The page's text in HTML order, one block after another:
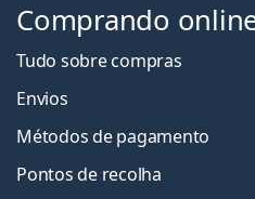
Comprando
Tudo sobre compras
Envios
Métodos de pagamento
Pontos de recolha